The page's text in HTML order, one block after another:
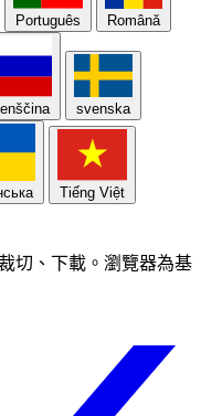
Português Română
svenska
Tiếng Việt
切、下載。瀏覽器為基